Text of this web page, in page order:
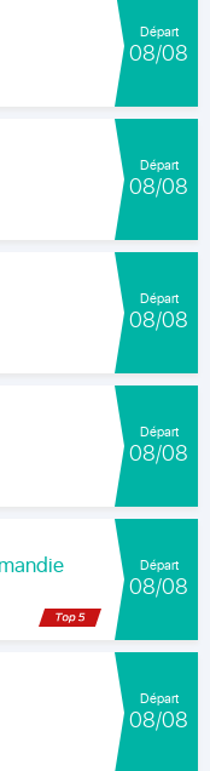
Départ
08/08
Départ
08/08
Départ
08/08
Départ
08/08
Départ
08/08
Départ
08/08